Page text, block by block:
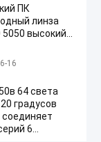
ПК
линза
5050 высокий
линза для
освещения
16
64 света
градусов
6